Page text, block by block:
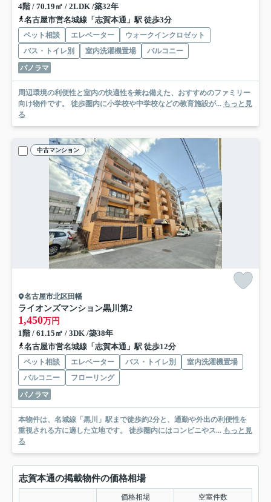
4階 / 70.19㎡ / 2LDK /築32年
名古屋市営名城線「志賀本通」駅 徒歩3分
ペット相談 エレベーター
ウォークインクロゼット
バス・トイレ別
室内洗濯機置場
バルコニー
パノラマ
周辺環境の利便性と室内の快適性を兼ね備えた、おすすめのファミリー
向け物件です。 徒歩圏内に小学校や中学校などの教育施設が... もっと見
る
中古マンション
名古屋市北区田幡
ライオンズマンション黒川第2
1,450万円
1階 / 61.15㎡ / 3DK /築38年
名古屋市営名城線「志賀本通」駅 徒歩12分
ペット相談 エレベーター バス・トイレ別
室内洗濯機置場
バルコニー
フローリング
パノラマ
本物件は、名城線「黒川」駅まで徒歩約2分と、通勤や外出の利便性を
重視される方に適した立地です。 徒歩圏内にはコンビニやス... もっと見
る
志賀本通の掲載物件の価格相場
価格相場 空室件数